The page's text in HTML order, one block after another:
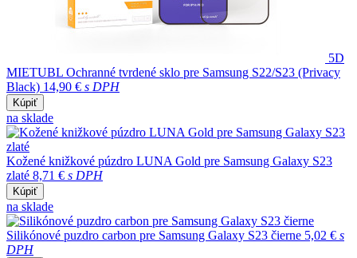
5D
MIETUBL Ochranné tvrdené sklo pre Samsung S22/S23 (Privacy
Black) 14,90 € s DPH
Kúpiť
na sklade
Kožené knižkové púzdro LUNA Gold pre Samsung Galaxy S23
zlaté 8,71 € s DPH
Kúpiť
na sklade
Silikónové puzdro carbon pre Samsung Galaxy S23 čierne 5,02 € s
DPH